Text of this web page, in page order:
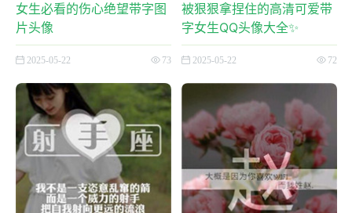
女生必看的伤心绝望带字图
片头像
2025-05-22 73
被狠狠拿捏住的高清可爱带
字女生QQ头像大全✨
2025-05-22 72